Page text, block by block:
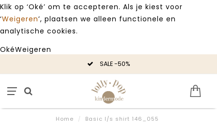
Klik op ‘Oké’ om te accepteren. Als je kiest voor
‘Weigeren’, plaatsen we alleen functionele en
analytische cookies.
OkéWeigeren
SALE -50%
Home / Basic l/s shirt 146_055